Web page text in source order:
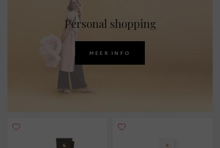
Personal shopping
MEER INFO